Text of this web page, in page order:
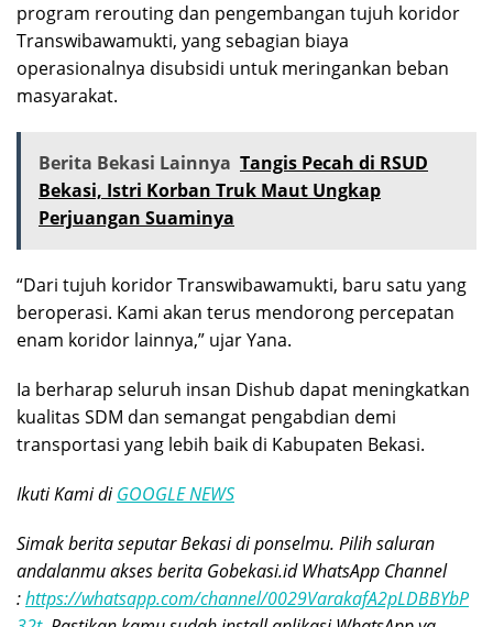
program rerouting dan pengembangan tujuh koridor
Transwibawamukti, yang sebagian biaya
operasionalnya disubsidi untuk meringankan beban
masyarakat.
Berita Bekasi Lainnya Tangis Pecah di RSUD
Bekasi, Istri Korban Truk Maut Ungkap
Perjuangan Suaminya
“Dari tujuh koridor Transwibawamukti, baru satu yang
beroperasi. Kami akan terus mendorong percepatan
enam koridor lainnya,” ujar Yana.
Ia berharap seluruh insan Dishub dapat meningkatkan
kualitas SDM dan semangat pengabdian demi
transportasi yang lebih baik di Kabupaten Bekasi.
Ikuti Kami diGOOGLE NEWS
Simak berita seputar Bekasi di ponselmu. Pilih saluran
andalanmu akses berita Gobekasi.id WhatsApp Channel
:https://whatsapp.com/channel/0029VarakafA2pLDBBYbP